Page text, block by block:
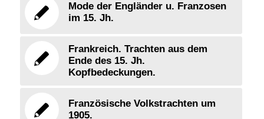
Mode der Engländer u. Franzosen
im 15. Jh.
Frankreich. Trachten aus dem
Ende des 15. Jh.
Kopfbedeckungen.
Französische Volkstrachten um
1905.